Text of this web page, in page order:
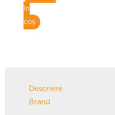
în
coș
Descriere
Brand